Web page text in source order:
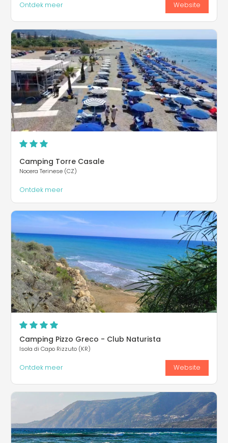
Ontdek meer Website
Camping Torre Casale
Nocera Terinese (CZ)
Ontdek meer
Camping Pizzo Greco - Club Naturista
Isola di Capo Rizzuto (KR)
Ontdek meer Website